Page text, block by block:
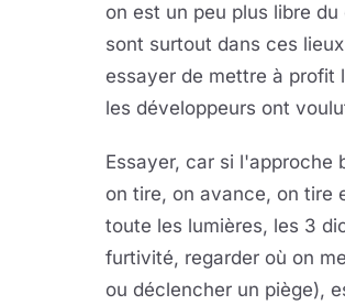
on est un peu plus libre
sont surtout dans ces
essayer de mettre à profit
les développeurs ont
Essayer, car si l'approche
on tire, on avance, on tire
toute les lumières, les 3
furtivité, regarder où on
ou déclencher un piège),